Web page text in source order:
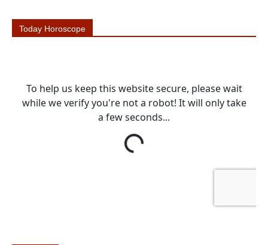
Today Horoscope